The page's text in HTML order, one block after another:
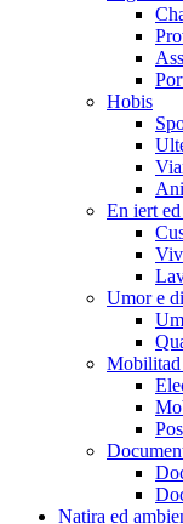
Hobis
En iert
Umor e
Mobilitad
Natira ed